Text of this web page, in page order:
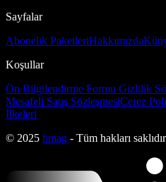
Sayfalar
Abonelik PaketleriHakkımızda
Koşullar
Ön Bilgilendirme Formu Gizlilik
Mesafeli Satış SözleşmesiÇerez
İlkeleri
© 2025 bmag - Tüm hakları